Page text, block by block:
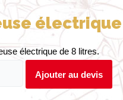
électrique
électrique de 8 litres.
Ajouter au devis